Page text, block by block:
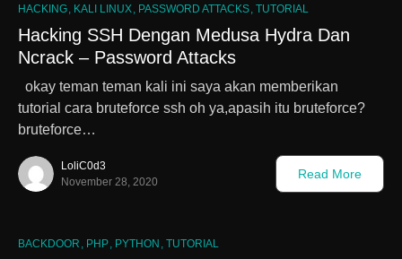
HACKING KALI LINUX PASSWORD ATTACKS TUTORIAL
Hacking SSH Dengan Medusa Hydra Dan
Ncrack – Password Attacks
okay teman teman kali ini saya akan memberikan
tutorial cara bruteforce ssh oh ya,apasih itu bruteforce?
bruteforce…
LoliC0d3
November 28, 2020
Read More
BACKDOOR PHP PYTHON TUTORIAL